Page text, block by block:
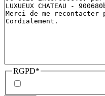
RGPD*